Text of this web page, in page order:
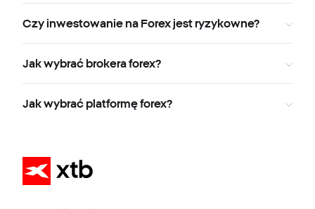
Czy inwestowanie na Forex jest ryzykowne?
Jak wybrać brokera forex?
Jak wybrać platformę forex?